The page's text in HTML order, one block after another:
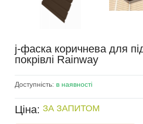
j-фаска коричнева для
покрівлі Rainway
Доступність: в наявності
Ціна: ЗА ЗАПИТОМ